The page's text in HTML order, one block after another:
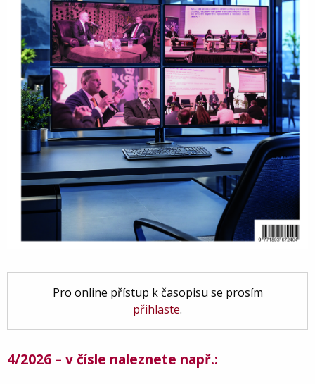
Pro online přístup k časopisu se prosím
přihlaste.
4/2026 – v čísle naleznete např.: